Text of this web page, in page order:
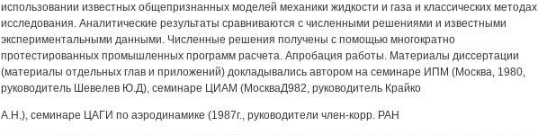
использовании известных общепризнанных моделей механики жидкости и газа и классических методах
исследования. Аналитические результаты сравниваются с численными решениями и известными
экспериментальными данными. Численные решения получены с помощью многократно
протестированных промышленных программ расчета. Апробация работы. Материалы диссертации
(материалы отдельных глав и приложений) докладывались автором на семинаре ИПМ (Москва, 1980,
руководитель Шевелев Ю.Д), семинаре ЦИАМ (МоскваД982, руководитель Крайко
A.Н.), семинаре ЦАГИ по аэродинамике (1987г., руководители член-корр. РАН